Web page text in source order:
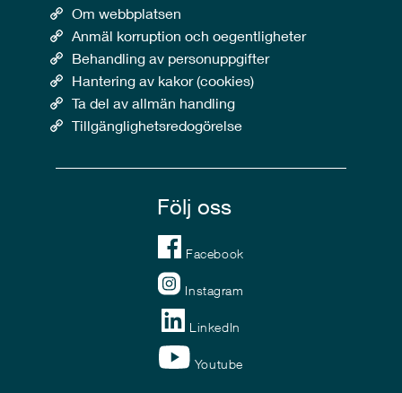
Om webbplatsen
Anmäl korruption och oegentligheter
Behandling av personuppgifter
Hantering av kakor (cookies)
Ta del av allmän handling
Tillgänglighetsredogörelse
Följ oss
Facebook
Instagram
LinkedIn
Youtube